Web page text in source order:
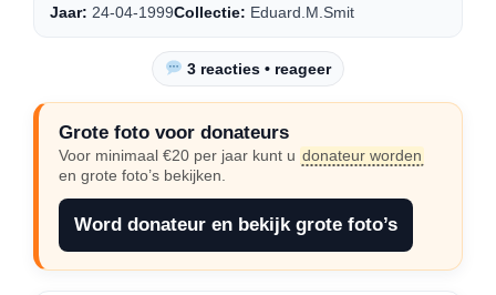
Jaar: 24-04-1999Collectie: Eduard.M.Smit
3 reacties • reageer
Grote foto voor donateurs
Voor minimaal €20 per jaar kunt u donateur worden
en grote foto’s bekijken.
Word donateur en bekijk grote foto’s